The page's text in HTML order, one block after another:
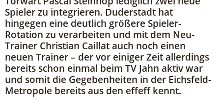
Spieler zu integrieren. Duderstadt hat
hingegen eine deutlich größere Spieler-
Rotation zu verarbeiten und mit dem Neu-
Trainer Christian Caillat auch noch einen
neuen Trainer – der vor einiger Zeit allerdings
bereits schon einmal beim TV Jahn aktiv war
und somit die Gegebenheiten in der Eichsfeld-
Metropole bereits aus den effeff kennt.